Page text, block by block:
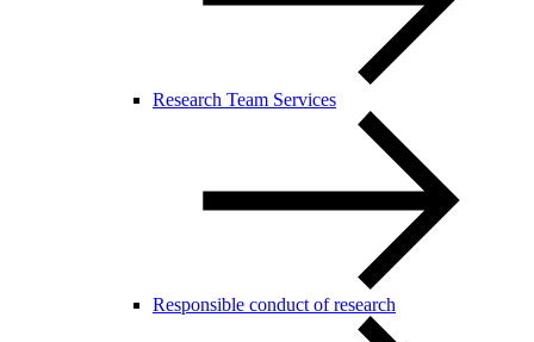
Research Team Services
Responsible conduct of research